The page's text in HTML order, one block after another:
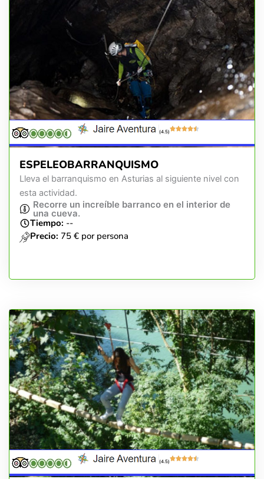
(4.5)
ESPELEOBARRANQUISMO
Lleva el barranquismo en Asturias al siguiente nivel con
esta actividad.
Recorre un increíble barranco en el interior de
una cueva.
Tiempo: --
Precio: 75 € por persona
(4.5)